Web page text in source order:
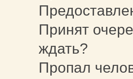
Принят
ждать?
Пропал